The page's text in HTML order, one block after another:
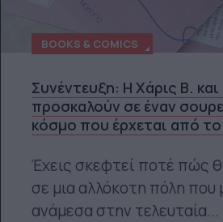
BOOKS & COMICS
Συνέντευξη: H Χάρις Β.
προσκαλούν σε έναν
κόσμο που έρχεται από το
Έχεις σκεφτεί ποτέ πώς
σε μια αλλόκοτη πόλη που
ανάμεσα στην τελευταία...